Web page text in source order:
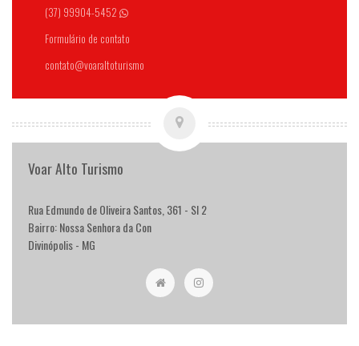
(37) 99904-5452
Formulário de contato
contato@voaraltoturismo
Voar Alto Turismo
Rua Edmundo de Oliveira Santos, 361 - Sl 2
Bairro: Nossa Senhora da Con
Divinópolis - MG